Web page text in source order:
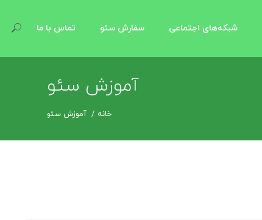
شبکه‌های اجتماعی سفارش سئو تماس با ما
آموزش سئو
خانه آموزش سئو